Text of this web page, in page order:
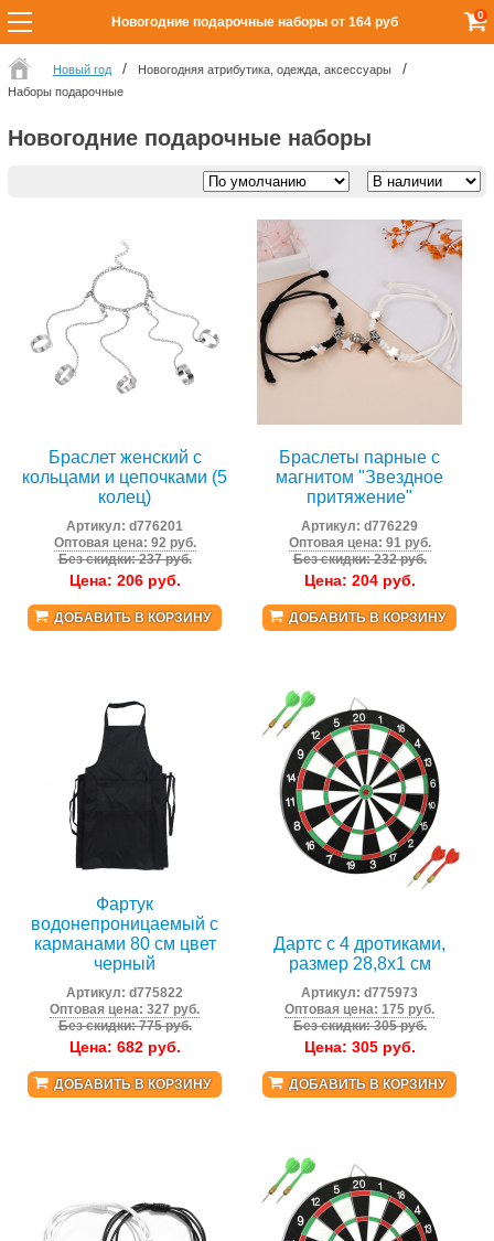
Новый год
Новогодняя атрибутика, одежда, аксессуары
Наборы подарочные
Новогодние подарочные наборы
Браслет женский с
кольцами и цепочками (5
колец)
Артикул:d776201
Оптовая цена: 92 руб.
Без скидки: 237 руб.
Цена: 206руб.
ДОБАВИТЬ В КОРЗИНУ
Браслеты парные с
магнитом "Звездное
притяжение"
Артикул:d776229
Оптовая цена: 91 руб.
Без скидки: 232 руб.
Цена: 204руб.
ДОБАВИТЬ В КОРЗИНУ
Фартук
водонепроницаемый с
карманами 80 см цвет
черный
Артикул:d775822
Оптовая цена: 327 руб.
Без скидки: 775 руб.
Цена: 682руб.
ДОБАВИТЬ В КОРЗИНУ
Дартс с 4 дротиками,
размер 28,8х1 см
Артикул:d775973
Оптовая цена: 175 руб.
Без скидки: 305 руб.
Цена: 305руб.
ДОБАВИТЬ В КОРЗИНУ
Новогодние подарочные наборы от 164 руб 0